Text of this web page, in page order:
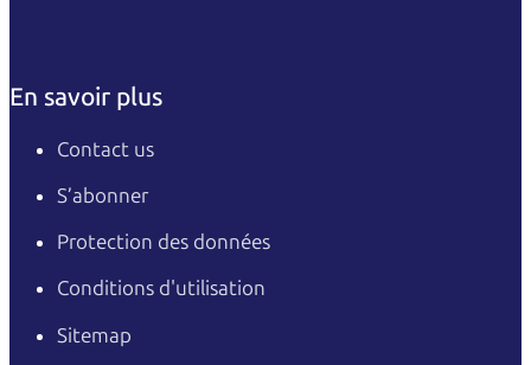
En savoir plus
Contact us
S’abonner
Protection des données
Conditions d'utilisation
Sitemap